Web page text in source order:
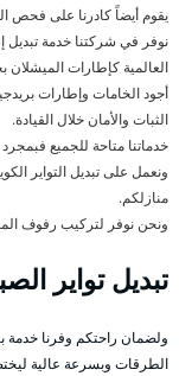
يقوم أيضاً كادرنا على فحص
نوفر في شركتنا خدمة تبديل
العالمية كإطارات الميشلان
أجود الخامات وإطارات
الثبات والأمان خلال القيادة.
خدماتنا متاحة للجميع
ونعمل على تبديل التواير
منازلكم.
ونحن نوفر لتركيب رفوف
تبديل تواير
ولضمان راحتكم وفرنا خدمة
الطرقات وبسرعة عالية